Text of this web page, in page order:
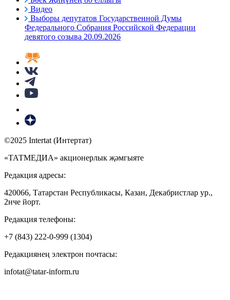
Видео
Выборы депутатов Государственной Думы
Федерального Собрания Российской Федерации
девятого созыва 20.09.2026
©2025 Intertat (Интертат)
«ТАТМЕДИА» акционерлык җәмгыяте
Редакция адресы:
420066, Татарстан Республикасы, Казан, Декабристлар ур.,
2нче йорт.
Редакция телефоны:
+7 (843) 222-0-999 (1304)
Редакциянең электрон почтасы:
infotat@tatar-inform.ru